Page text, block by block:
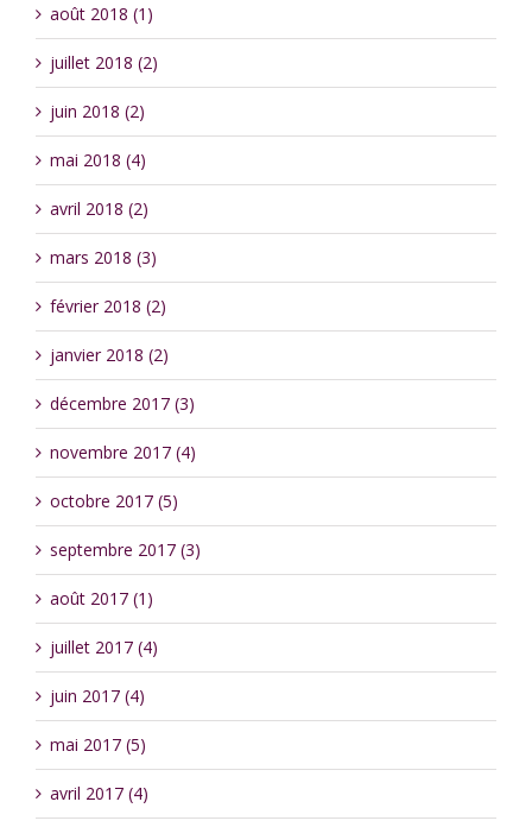
août 2018 (1)
juillet 2018 (2)
juin 2018 (2)
mai 2018 (4)
avril 2018 (2)
mars 2018 (3)
février 2018 (2)
janvier 2018 (2)
décembre 2017 (3)
novembre 2017 (4)
octobre 2017 (5)
septembre 2017 (3)
août 2017 (1)
juillet 2017 (4)
juin 2017 (4)
mai 2017 (5)
avril 2017 (4)